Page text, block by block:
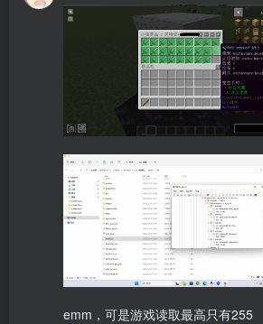
emm，可是游戏读取最高只有255